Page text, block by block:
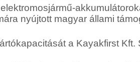
nyújtott magyar állami
a Kayakfirst